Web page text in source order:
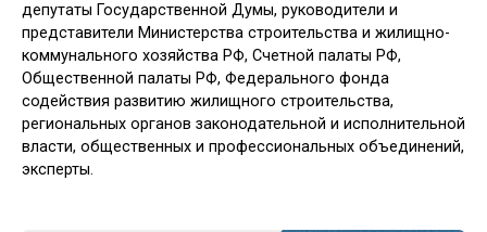
депутаты Государственной Думы, руководители и
представители Министерства строительства и жилищно-
коммунального хозяйства РФ, Счетной палаты РФ,
Общественной палаты РФ, Федерального фонда
содействия развитию жилищного строительства,
региональных органов законодательной и исполнительной
власти, общественных и профессиональных объединений,
эксперты.